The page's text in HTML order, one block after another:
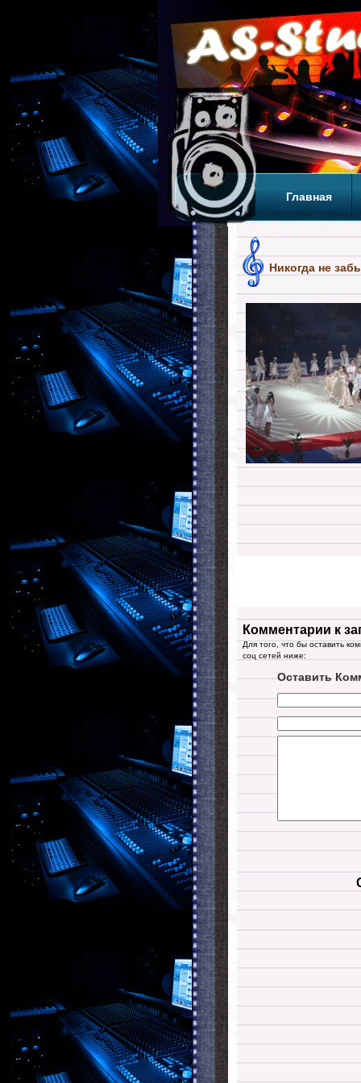
Главная
Никогда не
Комментарии к
Для того, что бы оставить
соц сетей ниже:
Оставить